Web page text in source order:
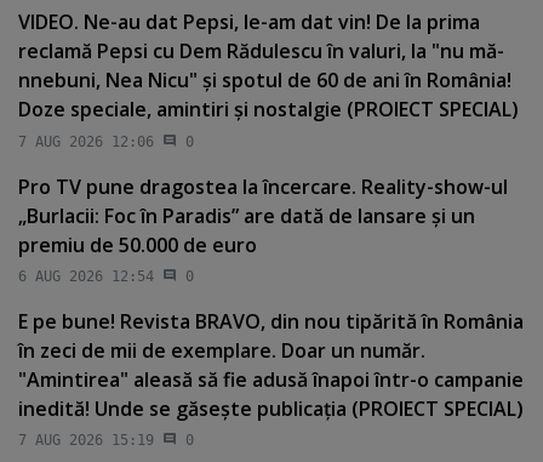
VIDEO. Ne-au dat Pepsi, le-am dat vin! De la prima
reclamă Pepsi cu Dem Rădulescu în valuri, la "nu mă-
nnebuni, Nea Nicu" şi spotul de 60 de ani în România!
Doze speciale, amintiri şi nostalgie (PROIECT SPECIAL)
7 AUG 2026 12:06 0
Pro TV pune dragostea la încercare. Reality-show-ul
„Burlacii: Foc în Paradis” are dată de lansare şi un
premiu de 50.000 de euro
6 AUG 2026 12:54 0
E pe bune! Revista BRAVO, din nou tipărită în România
în zeci de mii de exemplare. Doar un număr.
"Amintirea" aleasă să fie adusă înapoi într-o campanie
inedită! Unde se găseşte publicaţia (PROIECT SPECIAL)
7 AUG 2026 15:19 0